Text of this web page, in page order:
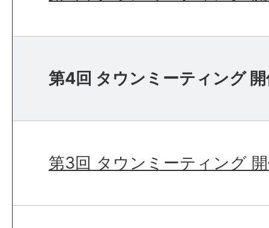
第4回 タウンミーティング
第3回 タウンミーティング